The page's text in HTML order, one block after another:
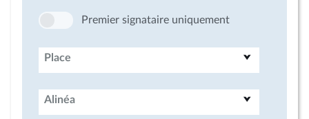
Premier signataire uniquement
Place
Alinéa